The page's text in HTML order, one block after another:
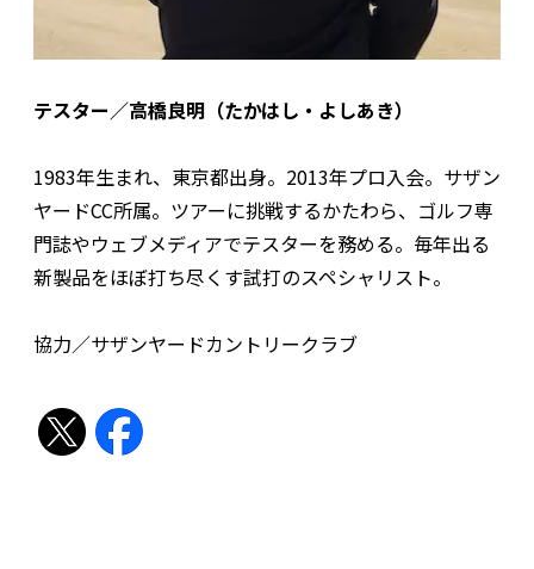
テスター／高橋良明（たかはし・よしあき）
1983年生まれ、東京都出身。2013年プロ入会。サザン
ヤードCC所属。ツアーに挑戦するかたわら、ゴルフ専
門誌やウェブメディアでテスターを務める。毎年出る
新製品をほぼ打ち尽くす試打のスペシャリスト。
協力／サザンヤードカントリークラブ